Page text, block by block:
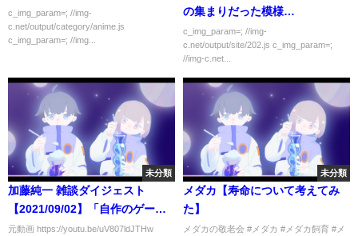
c_img_param=; //img-
c.net/output/category/anime.js
c_img_param=; //img...
の集まりだった模様…
c_img_param=; //img-
c.net/output/site/202.js c_img_param=;
//img-c.net...
未分類
加藤純一 雑談ダイジェスト
【2021/09/02】「自作のゲーム
部屋をみんなに自慢する放送
元動画 https://youtu.be/uV807ldJTHw
未分類
メダカ【寿命について考えてみ
た】
メダカの敬老会 #メダカ #メダカ飼育 #メ